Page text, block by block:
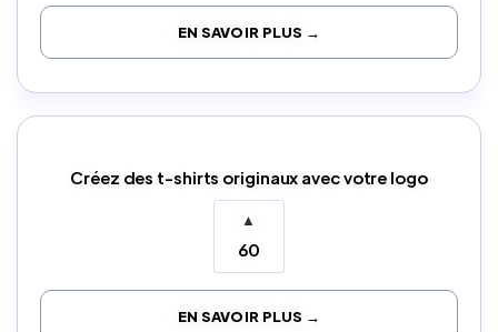
EN SAVOIR PLUS →
Créez des t-shirts originaux avec votre logo
▲
60
EN SAVOIR PLUS →